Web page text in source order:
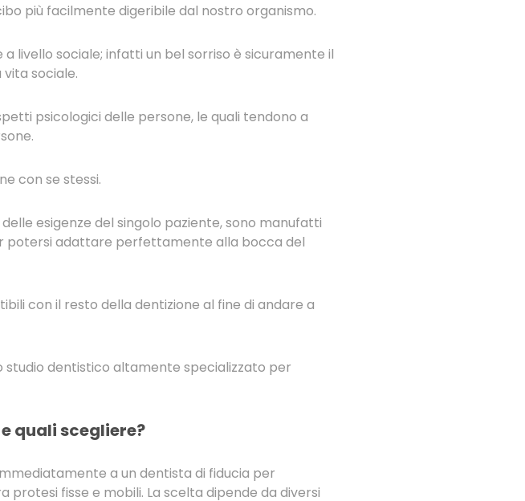
più facilmente digeribile dal nostro organismo.
livello sociale; infatti un bel sorriso è sicuramente il
sociale.
psicologici delle persone, le quali tendono a
con se stessi.
esigenze del singolo paziente, sono manufatti
potersi adattare perfettamente alla bocca del
con il resto della dentizione al fine di andare a
dentistico altamente specializzato per
quali scegliere?
a un dentista di fiducia per
fisse e mobili. La scelta dipende da diversi